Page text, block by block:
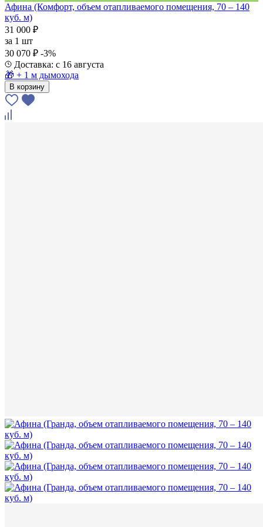
Афина (Комфорт, объем отапливаемого помещения, 70 – 140
куб. м)
31 000 ₽
за 1 шт
30 070 ₽ -3%
Доставка: с 16 августа
🎁 + 1 м дымохода
В корзину